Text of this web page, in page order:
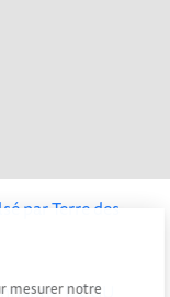
mesurer notre
parTerre des